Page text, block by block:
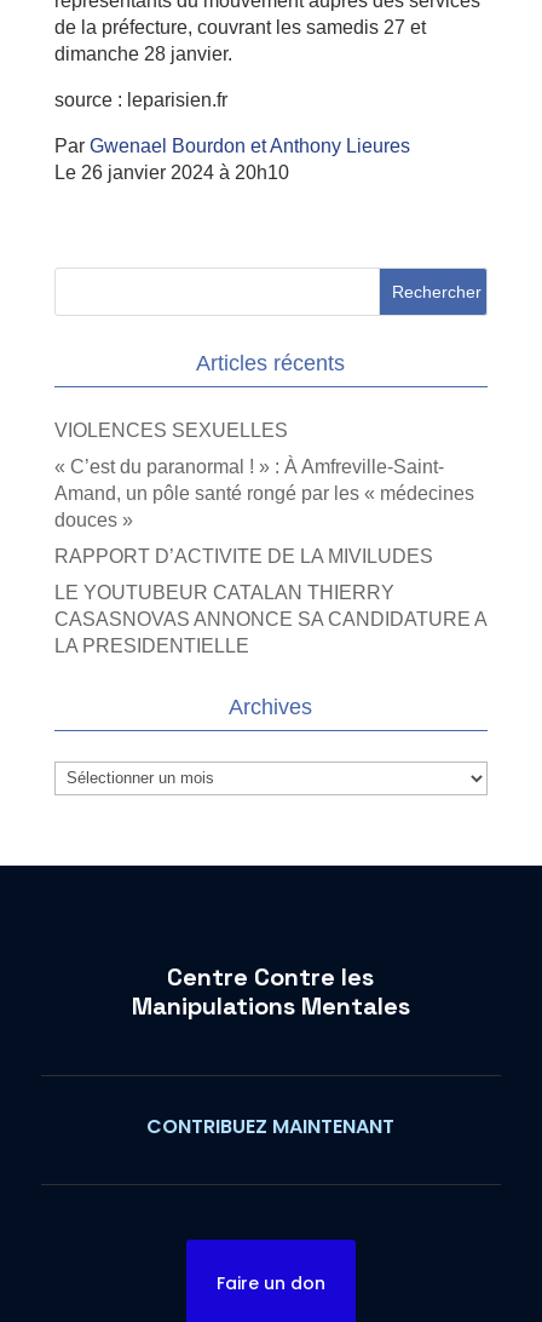
de la préfecture, couvrant les samedis 27 et
dimanche 28 janvier.
source : leparisien.fr
Par Gwenael Bourdon et Anthony Lieures
Le 26 janvier 2024 à 20h10
Articles récents
VIOLENCES SEXUELLES
« C’est du paranormal ! » : À Amfreville-Saint-
Amand, un pôle santé rongé par les « médecines
douces »
RAPPORT D’ACTIVITE DE LA MIVILUDES
LE YOUTUBEUR CATALAN THIERRY
CASASNOVAS ANNONCE SA CANDIDATURE A
LA PRESIDENTIELLE
Archives
Archives
Centre Contre les
Manipulations Mentales
CONTRIBUEZ MAINTENANT
Faire un don